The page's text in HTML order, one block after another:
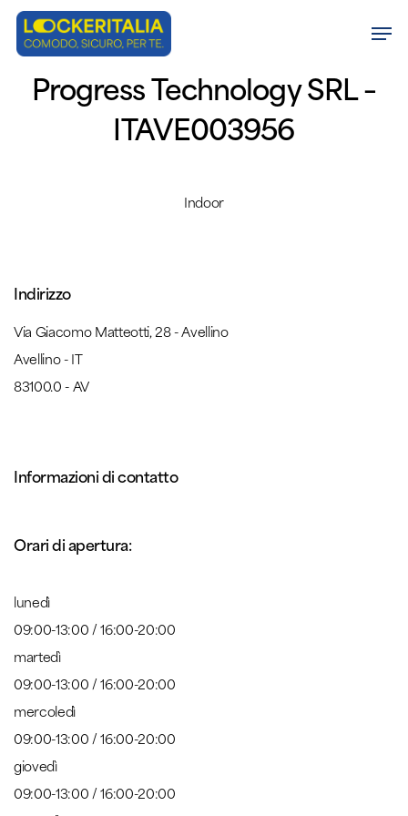
Skip
contentProgress Technology SRL –
ITAVE003956
Indoor
Indirizzo
Via Giacomo Matteotti, 28 - Avellino
Avellino - IT
83100.0 - AV
Informazioni di contatto
Orari di apertura:
lunedì
09:00-13:00 / 16:00-20:00
martedì
09:00-13:00 / 16:00-20:00
mercoledì
09:00-13:00 / 16:00-20:00
giovedì
09:00-13:00 / 16:00-20:00
Menu